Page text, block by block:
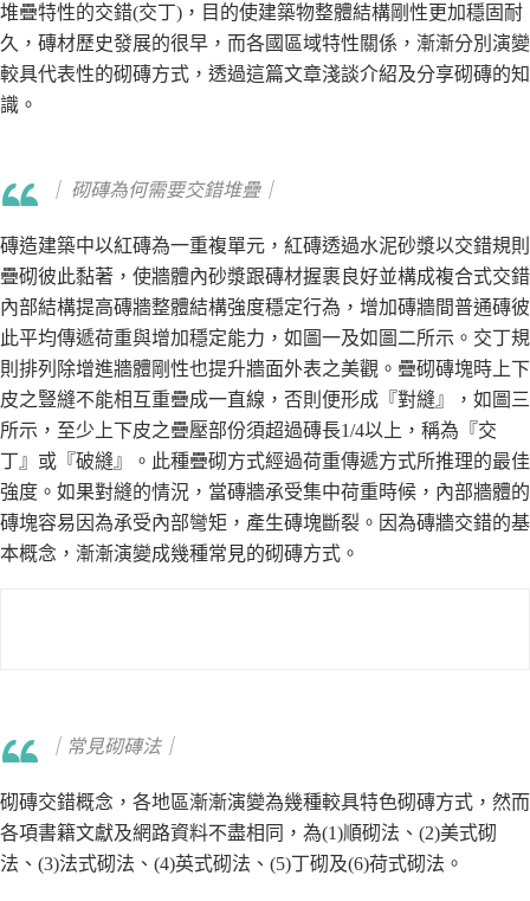
堆疊特性的交錯(交丁)，目的使建築物整體結構剛性更加穩固耐
久，磚材歷史發展的很早，而各國區域特性關係，漸漸分別演變
較具代表性的砌磚方式，透過這篇文章淺談介紹及分享砌磚的知
識。
｜ 砌磚為何需要交錯堆疊｜
磚造建築中以紅磚為一重複單元，紅磚透過水泥砂漿以交錯規則
疊砌彼此黏著，使牆體內砂漿跟磚材握裹良好並構成複合式交錯
內部結構提高磚牆整體結構強度穩定行為，增加磚牆間普通磚彼
此平均傳遞荷重與增加穩定能力，如圖一及如圖二所示。交丁規
則排列除增進牆體剛性也提升牆面外表之美觀。疊砌磚塊時上下
皮之豎縫不能相互重疊成一直線，否則便形成『對縫』，如圖三
所示，至少上下皮之疊壓部份須超過磚長1/4以上，稱為『交
丁』或『破縫』。此種疊砌方式經過荷重傳遞方式所推理的最佳
強度。如果對縫的情況，當磚牆承受集中荷重時候，內部牆體的
磚塊容易因為承受內部彎矩，產生磚塊斷裂。因為磚牆交錯的基
本概念，漸漸演變成幾種常見的砌磚方式。
｜常見砌磚法｜
砌磚交錯概念，各地區漸漸演變為幾種較具特色砌磚方式，然而
各項書籍文獻及網路資料不盡相同，為(1)順砌法、(2)美式砌
法、(3)法式砌法、(4)英式砌法、(5)丁砌及(6)荷式砌法。